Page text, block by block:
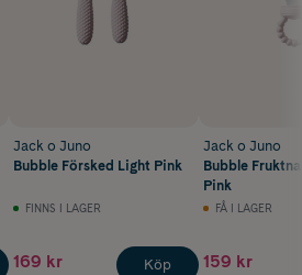
Jack o Juno
Bubble Försked Light Pink
FINNS I LAGER
169 kr Köp
Jack o Juno
Bubble
Pink
FÅ I LAGER
159 kr